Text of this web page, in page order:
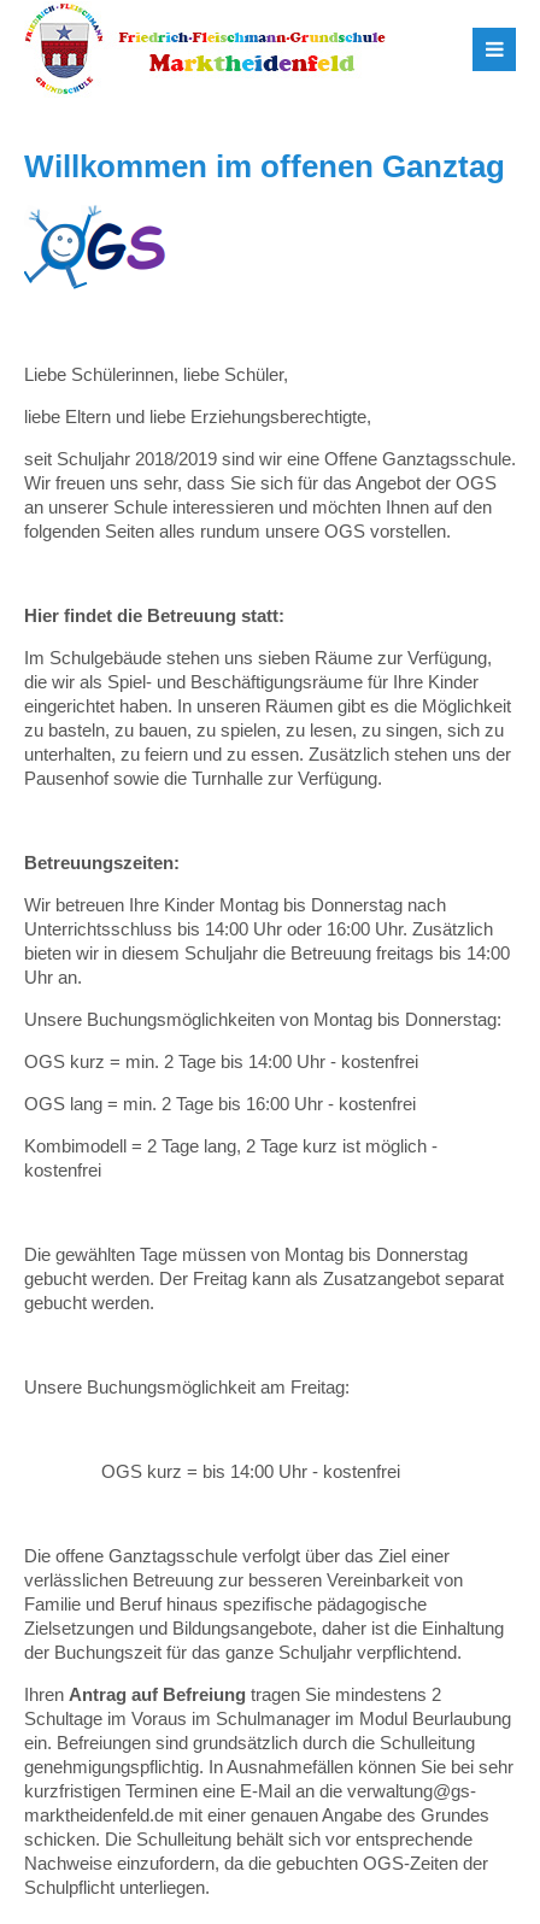
Willkommen im offenen Ganztag
Liebe Schülerinnen, liebe Schüler,
liebe Eltern und liebe Erziehungsberechtigte,
seit Schuljahr 2018/2019 sind wir eine Offene Ganztagsschule.
Wir freuen uns sehr, dass Sie sich für das Angebot der OGS
an unserer Schule interessieren und möchten Ihnen auf den
folgenden Seiten alles rundum unsere OGS vorstellen.
Hier findet die Betreuung statt:
Im Schulgebäude stehen uns sieben Räume zur Verfügung,
die wir als Spiel- und Beschäftigungsräume für Ihre Kinder
eingerichtet haben. In unseren Räumen gibt es die Möglichkeit
zu basteln, zu bauen, zu spielen, zu lesen, zu singen, sich zu
unterhalten, zu feiern und zu essen. Zusätzlich stehen uns der
Pausenhof sowie die Turnhalle zur Verfügung.
Betreuungszeiten:
Wir betreuen Ihre Kinder Montag bis Donnerstag nach
Unterrichtsschluss bis 14:00 Uhr oder 16:00 Uhr. Zusätzlich
bieten wir in diesem Schuljahr die Betreuung freitags bis 14:00
Uhr an.
Unsere Buchungsmöglichkeiten von Montag bis Donnerstag:
OGS kurz = min. 2 Tage bis 14:00 Uhr - kostenfrei
OGS lang = min. 2 Tage bis 16:00 Uhr - kostenfrei
Kombimodell = 2 Tage lang, 2 Tage kurz ist möglich -
kostenfrei
Die gewählten Tage müssen von Montag bis Donnerstag
gebucht werden. Der Freitag kann als Zusatzangebot separat
gebucht werden.
Unsere Buchungsmöglichkeit am Freitag:
OGS kurz = bis 14:00 Uhr - kostenfrei
Die offene Ganztagsschule verfolgt über das Ziel einer
verlässlichen Betreuung zur besseren Vereinbarkeit von
Familie und Beruf hinaus spezifische pädagogische
Zielsetzungen und Bildungsangebote, daher ist die Einhaltung
der Buchungszeit für das ganze Schuljahr verpflichtend.
Ihren Antrag auf Befreiung tragen Sie mindestens 2
Schultage im Voraus im Schulmanager im Modul Beurlaubung
ein. Befreiungen sind grundsätzlich durch die Schulleitung
genehmigungspflichtig. In Ausnahmefällen können Sie bei sehr
kurzfristigen Terminen eine E-Mail an die verwaltung@gs-
marktheidenfeld.de mit einer genauen Angabe des Grundes
schicken. Die Schulleitung behält sich vor entsprechende
Nachweise einzufordern, da die gebuchten OGS-Zeiten der
Schulpflicht unterliegen.